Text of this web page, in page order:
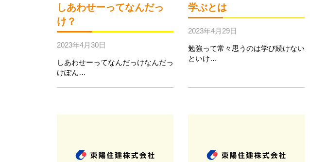
しあわせーってなんだっ
け？
2023年4月30日
しあわせーってなんだっけなんだっ
けぽん…
学ぶとは
2023年4月29日
勉強って常々思うのは学び続けない
といけ…